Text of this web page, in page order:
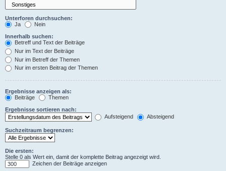
Unterforen durchsuchen:
Ja
Nein
Innerhalb suchen:
Betreff und Text der Beiträge
Nur im Text der Beiträge
Nur im Betreff der Themen
Nur im ersten Beitrag der Themen
Ergebnisse anzeigen als:
Beiträge
Themen
Ergebnisse sortieren nach:
Aufsteigend
Absteigend
Suchzeitraum begrenzen:
Die ersten:
Stelle 0 als Wert ein, damit der komplette Beitrag angezeigt wird.
Zeichen der Beiträge anzeigen